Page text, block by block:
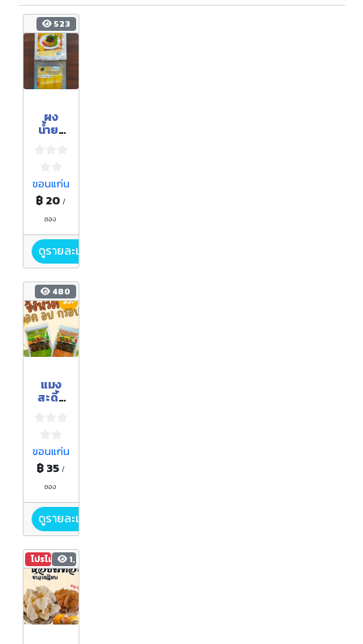
523
ผง
น้ำยา
ขอนแก่น
฿ 20/
ซอง
ดูรายละเอียด
480
แมง
สะดิ้ง
ขอนแก่น
฿ 35/
ซอง
ดูรายละเอียด
โปรโมชัน1,111